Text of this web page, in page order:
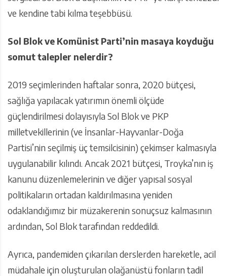
ve kendine tabi kılma teşebbüsü.
Sol Blok ve Komünist Parti’nin masaya koyduğu
somut talepler nelerdir?
2019 seçimlerinden haftalar sonra, 2020 bütçesi,
sağlığa yapılacak yatırımın önemli ölçüde
güçlendirilmesi dolayısıyla Sol Blok ve PKP
milletvekillerinin (ve İnsanlar-Hayvanlar-Doğa
Partisi’nin seçilmiş üç temsilcisinin) çekimser kalmasıyla
uygulanabilir kılındı. Ancak 2021 bütçesi, Troyka’nın iş
kanunu düzenlemelerinin ve diğer yapısal sosyal
politikaların ortadan kaldırılmasına yeniden
odaklandığımız bir müzakerenin sonuçsuz kalmasının
ardından, Sol Blok tarafından reddedildi.
Ayrıca, pandemiden çıkarılan derslerden hareketle, acil
müdahale için oluşturulan olağanüstü fonların tadil